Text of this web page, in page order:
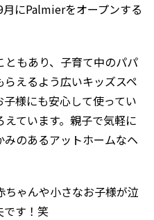
にPalmierをオープンする
もあり、子育て中のパパ
えるよう広いキッズスペ
様にも安心して使ってい
ています。親子で気軽に
のあるアットホームなヘ
ゃんや小さなお子様が泣
です！笑